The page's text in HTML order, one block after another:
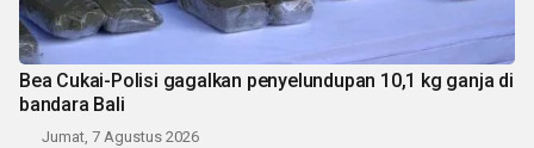
Bea Cukai-Polisi gagalkan penyelundupan 10,1 kg ganja di
bandara Bali
Jumat, 7 Agustus 2026